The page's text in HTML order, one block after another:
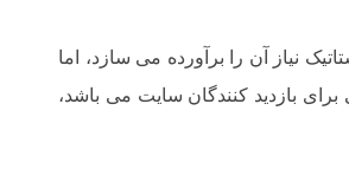
نیاز آن را برآورده می سازد، اما
برای بازدید کنندگان سایت می باشد،